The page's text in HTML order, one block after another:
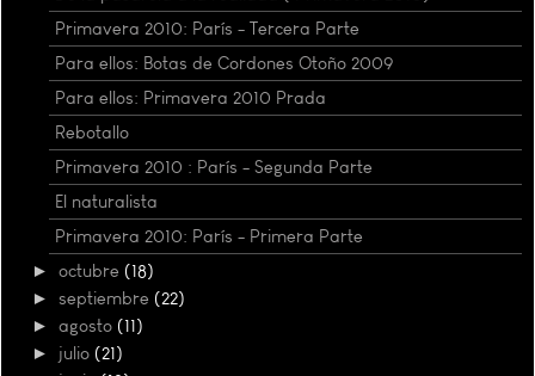
Primavera 2010: París - Tercera Parte
Para ellos: Botas de Cordones Otoño 2009
Para ellos: Primavera 2010 Prada
Rebotallo
Primavera 2010 : París - Segunda Parte
El naturalista
Primavera 2010: París - Primera Parte
► octubre (18)
► septiembre (22)
► agosto (11)
► julio (21)